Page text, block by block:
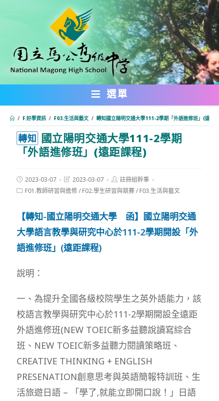
內
選單
/ F.好學資訊 / F03.生活與藝文 / 轉知國立陽明交通大學111-2學期「外語進修班」(遠距
轉知 國立陽明交通大學111-2學期
「外語進修班」(遠距課程)
Post
published:
2023-03-07
Post
last
modified:
2023-03-07
Post
author:
註冊組幹事
PostF01.教師研習與進修/ F02.學生研習與競賽/ F03.生活與藝文
【轉知-國立陽明交通大學 函】國立陽明交通
大學語言教學與研究中心於111-2學期開設「外
語進修班」(遠距課程)
說明：
一、為提升全國各級校院學生之英外語能力，該
校語言教學與研究中心於111-2學期開設全遠距
外語進修班(NEW TOEIC新多益聽說讀寫綜合
班、NEW TOEIC新多益聽力閱讀策略班、
CREATIVE THINKING + ENGLISH
PRESENATION創意思考與英語簡報特訓班、生
活旅遊日語 – 「學了,就能立即開口說！」日語